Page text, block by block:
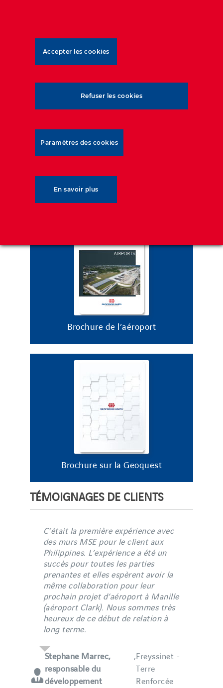
1st
28.3million
passagers/an
Brochure de l’aéroport
Brochure sur la Geoquest
TÉMOIGNAGES DE CLIENTS
C’était la première expérience avec
des murs MSE pour le client aux
Philippines. L’expérience a été un
succès pour toutes les parties
prenantes et elles espèrent avoir la
même collaboration pour leur
prochain projet d’aéroport à Manille
(aéroport Clark). Nous sommes très
heureux de ce début de relation à
long terme.
Stephane Marrec,
responsable du
développement
,Freyssinet -
Terre
Renforcée
Accepter les cookies
Refuser les cookies
En savoir plus
Paramètres des cookies